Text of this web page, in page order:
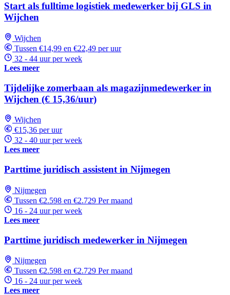
Start als fulltime logistiek medewerker bij GLS in
Wijchen
Wijchen
Tussen €14,99 en €22,49 per uur
32 - 44 uur per week
Lees meer
Tijdelijke zomerbaan als magazijnmedewerker in
Wijchen (€ 15,36/uur)
Wijchen
€15,36 per uur
32 - 40 uur per week
Lees meer
Parttime juridisch assistent in Nijmegen
Nijmegen
Tussen €2.598 en €2.729 Per maand
16 - 24 uur per week
Lees meer
Parttime juridisch medewerker in Nijmegen
Nijmegen
Tussen €2.598 en €2.729 Per maand
16 - 24 uur per week
Lees meer